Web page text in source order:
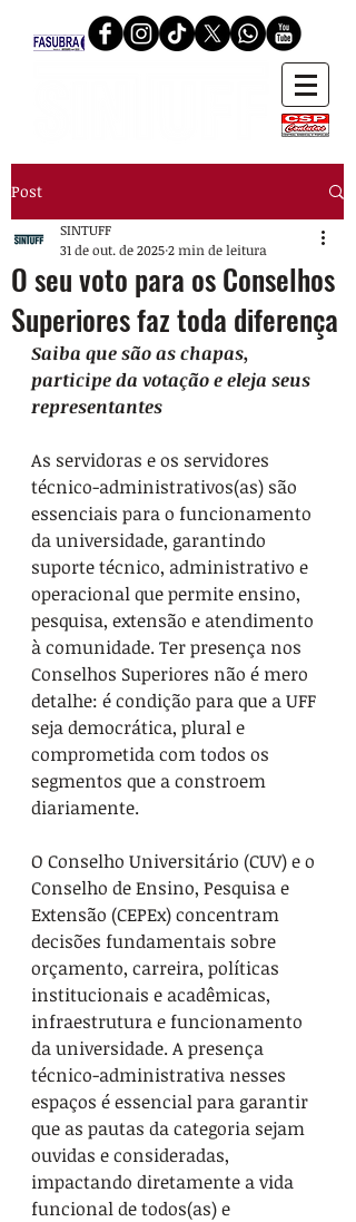
Post
O seu voto para os Conselhos
Superiores faz toda diferença
SINTUFF
31 de out. de 20252 min de leitura
Saiba que são as chapas,
participe da votação e eleja seus
representantes
As servidoras e os servidores
técnico-administrativos(as) são
essenciais para o funcionamento
da universidade, garantindo
suporte técnico, administrativo e
operacional que permite ensino,
pesquisa, extensão e atendimento
à comunidade. Ter presença nos
Conselhos Superiores não é mero
detalhe: é condição para que a UFF
seja democrática, plural e
comprometida com todos os
segmentos que a constroem
diariamente.
O Conselho Universitário (CUV) e o
Conselho de Ensino, Pesquisa e
Extensão (CEPEx) concentram
decisões fundamentais sobre
orçamento, carreira, políticas
institucionais e acadêmicas,
infraestrutura e funcionamento
da universidade. A presença
técnico-administrativa nesses
espaços é essencial para garantir
que as pautas da categoria sejam
ouvidas e consideradas,
impactando diretamente a vida
funcional de todos(as) e